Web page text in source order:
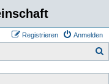
Anmelden
Registrieren